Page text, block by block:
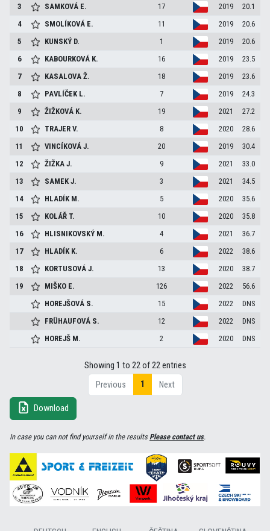
3
SAMKOVÁ E. 17 2019
20.1
4
SMOLÍKOVÁ E. 11 2019
20.6
5
KUNSKÝ D. 1 2019
20.6
6
KABOURKOVÁ K. 16 2019
23.5
7
KASALOVAŽ. 18 2019
23.6
8
PAVLÍČEK L. 7 2019
24.3
9
ŽIŽKOVÁ K. 19 2021
27.2
10
TRAJERV. 8 2020
28.6
11
VINCÍKOVÁJ. 20 2019
30.4
12
ŽIŽKAJ. 9 2021
33.0
13
SAMEKJ. 3 2021
34.5
14
HLADÍK M. 5 2020
35.6
15
KOLÁŘ T. 10 2020
35.8
16
HLISNIKOVSKÝ M. 4 2021
36.7
17
HLADÍK K. 6 2022
38.6
18
KORTUSOVÁJ. 13 2020
38.7
19
MIŠKO E. 126 2022
56.6
HOREJŠOVÁ S. 15 2022
DNS
FRÜHAUFOVÁ S. 12 2022
DNS
HOREJŠ M. 2 2020 DNS
Showing 1 to 22 of 22 entries
Previous
1 Next
Download
In case you can not find yourself in the resultsPlease contact us.